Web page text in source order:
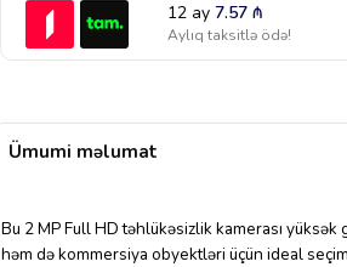
12 ay7.57₼
Aylıq taksitlə ödə!
Ümumi məlumat
Bu 2 MP Full HD təhlükəsizlik kamerası
həm də kommersiya obyektləri üçün ideal